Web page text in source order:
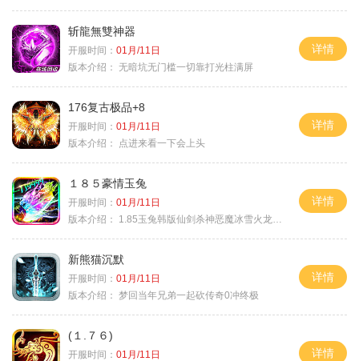
斩龍無雙神器
开服时间： 01月/11日
版本介绍： 无暗坑无门槛一切靠打光柱满屏
详情
176复古极品+8
开服时间： 01月/11日
版本介绍：
点进来看一下会上头
详情
１８５豪情玉兔
开服时间： 01月/11日
版本介绍：
1.85玉兔韩版仙剑杀神恶魔冰雪火龙神器专属
详情
新熊猫沉默
开服时间： 01月/11日
版本介绍： 梦回当年兄弟一起砍传奇0冲终极
详情
(１.７６)
开服时间： 01月/11日
详情